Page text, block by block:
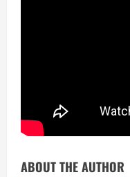
ABOUT THE AUTHOR